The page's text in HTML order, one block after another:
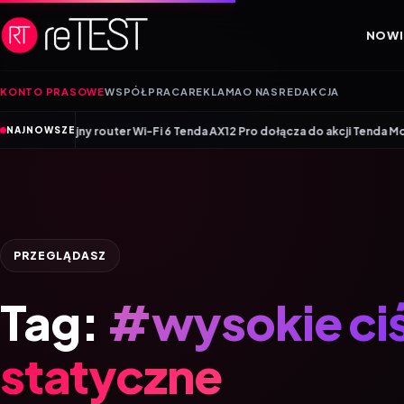
KONTO PRASOWEWSPÓŁPRACA REKLAMA O NAS REDAKCJA
NAJNOWSZE
router Wi-Fi 6 Tenda AX12 Pro dołącza do akcji Tenda Money Back
PRZEGLĄDASZ
Tag: #wysokie
statyczne